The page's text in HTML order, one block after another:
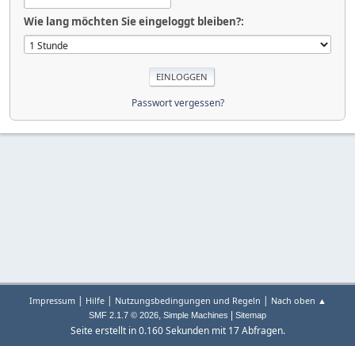
Wie lang möchten Sie eingeloggt bleiben?:
Passwort vergessen?
Impressum| Hilfe| Nutzungsbedingungen und Regeln | Nach oben ▲
SMF 2.1.7 © 2026, Simple Machines Sitemap
Seite erstellt in 0.160 Sekunden mit 17 Abfragen.